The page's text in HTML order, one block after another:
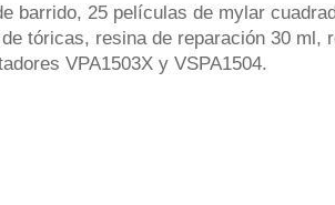
barrido, 25 películas de mylar
tóricas, resina de reparación 30 ml,
VPA1503X y VSPA1504.